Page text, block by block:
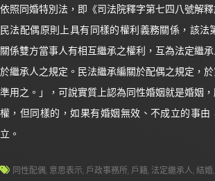
依照同婚特別法，即《司法院釋字第七四八號解
民法配偶原則上具有同樣的權利義務關係，該法
關係雙方當事人有相互繼承之權利，互為法定繼
於繼承人之規定。民法繼承編關於配偶之規定，
準用之。」，可說實質上認為同性婚姻就是婚姻
權，但同樣的，如果有婚姻無效、不成立的事
立。
同性配偶, 意思表示, 戶政事務所, 戶籍, 法定繼承人,結婚,